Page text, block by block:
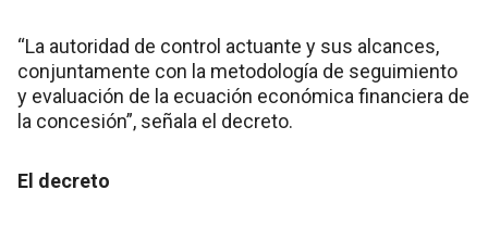
“La autoridad de control actuante y sus alcances,
conjuntamente con la metodología de seguimiento
y evaluación de la ecuación económica financiera de
la concesión”, señala el decreto.
El decreto